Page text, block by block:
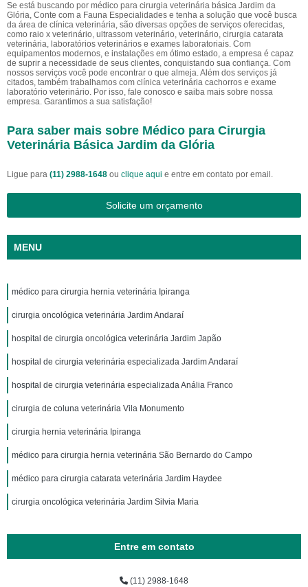
Se está buscando por médico para cirurgia veterinária básica Jardim da
Glória, Conte com a Fauna Especialidades e tenha a solução que você busca
da área de clínica veterinária, são diversas opções de serviços oferecidas,
como raio x veterinário, ultrassom veterinário, veterinário, cirurgia catarata
veterinária, laboratórios veterinários e exames laboratoriais. Com
equipamentos modernos, e instalações em ótimo estado, a empresa é capaz
de suprir a necessidade de seus clientes, conquistando sua confiança. Com
nossos serviços você pode encontrar o que almeja. Além dos serviços já
citados, também trabalhamos com clínica veterinária cachorros e exame
laboratório veterinário. Por isso, fale conosco e saiba mais sobre nossa
empresa. Garantimos a sua satisfação!
Para saber mais sobre Médico para Cirurgia
Veterinária Básica Jardim da Glória
Ligue para (11) 2988-1648 ou clique aqui e entre em contato por email.
Solicite um orçamento
MENU
médico para cirurgia hernia veterinária Ipiranga
cirurgia oncológica veterinária Jardim Andaraí
hospital de cirurgia oncológica veterinária Jardim Japão
hospital de cirurgia veterinária especializada Jardim Andaraí
hospital de cirurgia veterinária especializada Anália Franco
cirurgia de coluna veterinária Vila Monumento
cirurgia hernia veterinária Ipiranga
médico para cirurgia hernia veterinária São Bernardo do Campo
médico para cirurgia catarata veterinária Jardim Haydee
cirurgia oncológica veterinária Jardim Silvia Maria
Entre em contato
(11) 2988-1648